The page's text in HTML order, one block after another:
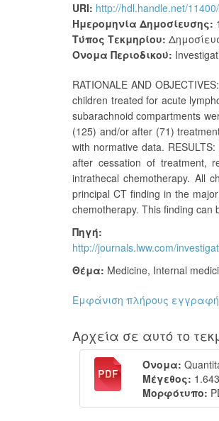
URI: http://hdl.handle.net/
Ημερομηνία Δημοσίευσης:
Τύπος Τεκμηρίου:
Όνομα Περιοδικού:
RATIONALE AND
children treated for acute
subarachnoid compartments
(125) and/or after (71)
with normative data.
after cessation of treatment,
intrathecal chemotherapy. All
principal CT finding in the
chemotherapy. This finding can
Πηγή:
http://journals.lww.com/
Θέμα: Medicine, Internal
Εμφάνιση πλήρους
Αρχεία σε αυτό το
Όνομα:
Μέγεθος:
Μορφότυπο: